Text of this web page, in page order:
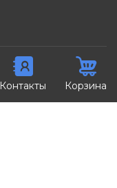
Контакты Корзина